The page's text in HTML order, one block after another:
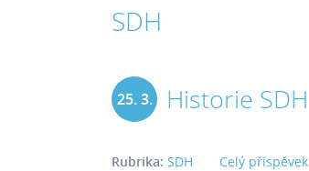
SDH
25. 3. Historie SDH
Celý příspěvek
Rubrika: SDH